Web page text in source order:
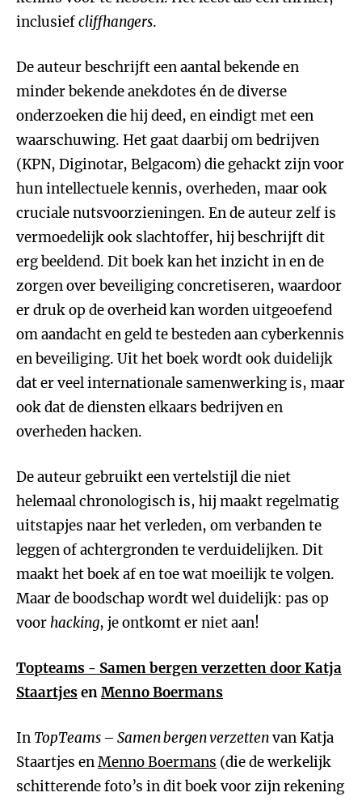
inclusiefcliffhangers.
De auteur beschrijft een aantal bekende en
minder bekende anekdotes én de diverse
onderzoeken die hij deed, en eindigt met een
waarschuwing. Het gaat daarbij om bedrijven
(KPN, Diginotar, Belgacom) die gehackt zijn voor
hun intellectuele kennis, overheden, maar ook
cruciale nutsvoorzieningen. En de auteur zelf is
vermoedelijk ook slachtoffer, hij beschrijft dit
erg beeldend. Dit boek kan het inzicht in en de
zorgen over beveiliging concretiseren, waardoor
er druk op de overheid kan worden uitgeoefend
om aandacht en geld te besteden aan cyberkennis
en beveiliging. Uit het boek wordt ook duidelijk
dat er veel internationale samenwerking is, maar
ook dat de diensten elkaars bedrijven en
overheden hacken.
De auteur gebruikt een vertelstijl die niet
helemaal chronologisch is, hij maakt regelmatig
uitstapjes naar het verleden, om verbanden te
leggen of achtergronden te verduidelijken. Dit
maakt het boek af en toe wat moeilijk te volgen.
Maar de boodschap wordt wel duidelijk: pas op
voorhacking, je ontkomt er niet aan!
Topteams - Samen bergen verzetten doorKatja
StaartjesenMenno Boermans
In TopTeams – Samen bergen verzettenvan Katja
Staartjes enMenno Boermans (die de werkelijk
schitterende foto’s in dit boek voor zijn rekening